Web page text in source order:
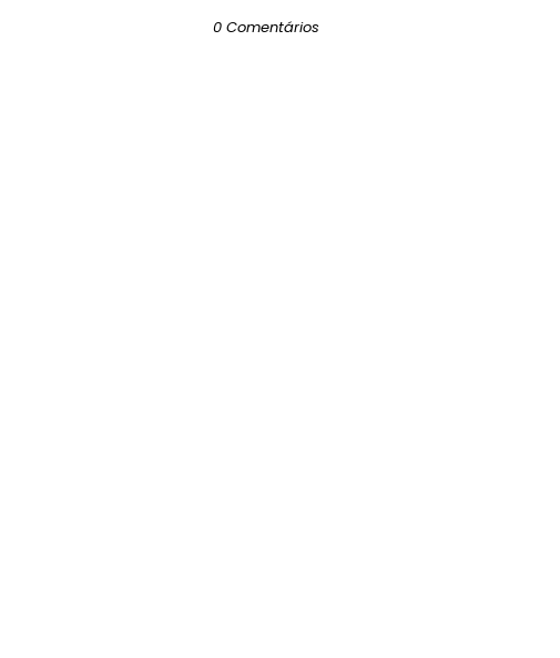
0 Comentários